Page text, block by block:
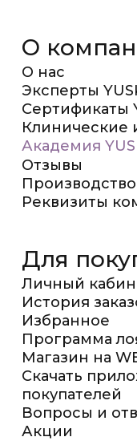
О
О нас
Эксперты
Сертификаты
Клинические
Академия
Отзывы
Производство
Реквизиты
Для
Личный
История
Избранное
Программа
Магазин на
Скачать
покупателей
Вопросы и
Акции